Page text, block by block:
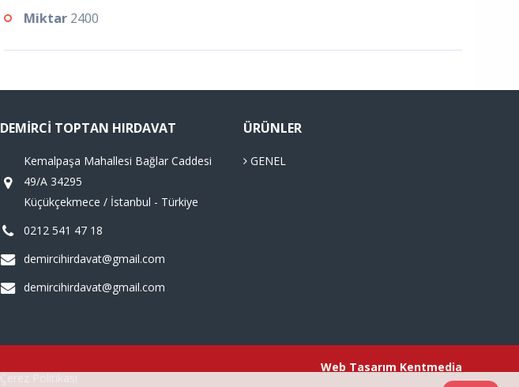
Miktar 2400
DEMIRCI TOPTAN HIRDAVAT
Kemalpaşa Mahallesi Bağlar Caddesi
49/A 34295
Küçükçekmece / İstanbul - Türkiye
0212 541 47 18
demircihirdavat@gmail.com
demircihirdavat@gmail.com
ÜRÜNLER
GENEL
Web Tasarım Kentmedia